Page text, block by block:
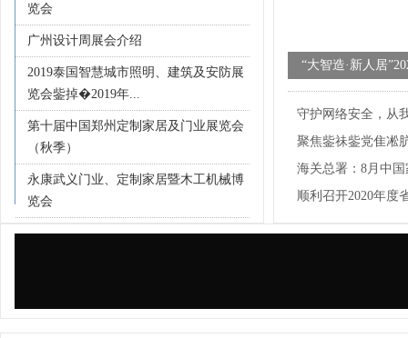
览会
广州设计周展会介绍
2019泰国智慧城市照明、建筑及安防展
览会鈭掉�2019年...
第十届中国郑州定制家居及门业展览会
（秋季）
永康武义门业、定制家居暨木工机械博
览会
“大智造·新人居
论坛在江山成功举
守护网络安全，从
聚焦鈭祙鈭党隹凇
贸...
海关总署：8月中
7.9%！
顺利召开2020年度